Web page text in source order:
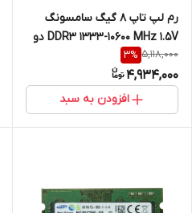
رم لپ تاپ 8 گیگ سامسونگ
DDR3 1333-10600 MHz 1.5V دو
سال گارانتی
5,118,000
3%
4,934,000
افزودن به سبد